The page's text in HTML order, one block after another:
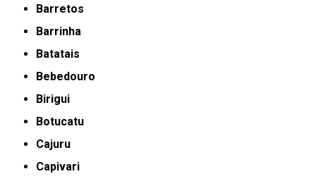
Barretos
Barrinha
Batatais
Bebedouro
Birigui
Botucatu
Cajuru
Capivari